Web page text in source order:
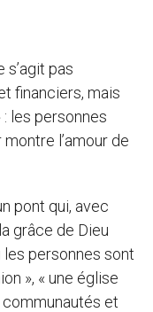
s’agit pas
financiers, mais
les personnes
l’amour de
pont qui, avec
grâce de Dieu
les personnes sont
», « une église
et